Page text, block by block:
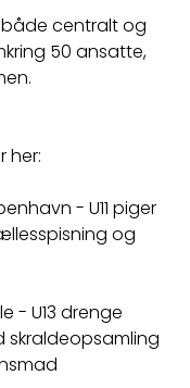
centralt og
50 ansatte,
her:
- U11 piger
og
- U13 drenge